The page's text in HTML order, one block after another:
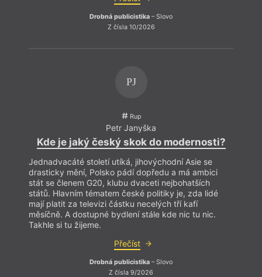
Drobná publicistika – Slovo
Z čísla 10/2026
PJ
Rup
Petr Janyška
Kde je jaký český skok do modernosti?
Jednadvacáté století utíká, jihovýchodní Asie se
drasticky mění, Polsko pádí dopředu a má ambici
stát se členem G20, klubu dvaceti nejbohatších
států. Hlavním tématem české politiky je, zda lidé
mají platit za televizi částku necelých tří kafí
měsíčně. A dostupné bydlení stále kde nic tu nic.
Takhle si tu žijeme.
Přečíst
Drobná publicistika – Slovo
Z čísla 9/2026